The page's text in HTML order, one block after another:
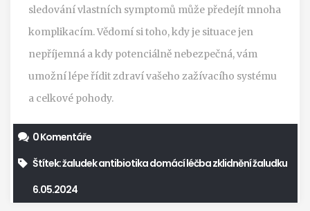
sledování vlastních symptomů může předejít mnoha
komplikacím. Vědomí si toho, kdy je situace jen
nepříjemná a kdy potenciálně nebezpečná, vám
umožní lépe řídit zdraví vašeho zažívacího systému
a celkové pohody.
0 Komentáře
Štítek:žaludekantibiotikadomácí léčbazklidnění žaludku
6.05.2024